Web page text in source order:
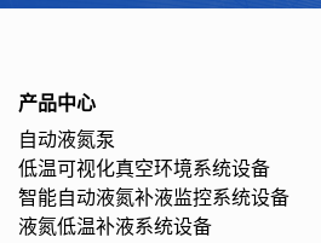
产品中心
自动液氮泵
低温可视化真空环境系统设备
智能自动液氮补液监控系统设备
液氮低温补液系统设备